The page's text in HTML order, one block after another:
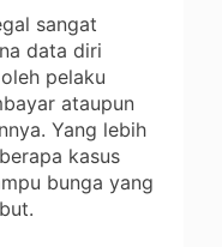
sangat
data diri
pelaku
ataupun
Yang lebih
kasus
bunga yang